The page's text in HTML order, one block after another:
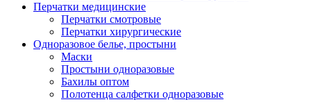
Перчатки медицинские
Перчатки смотровые
Перчатки хирургические
Одноразовое белье, простыни
Маски
Простыни одноразовые
Бахилы оптом
Полотенца салфетки одноразовые